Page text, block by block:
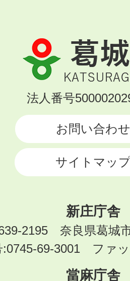
葛
城
市
KATSURAGI
法人番号
お問い合わせ
サイトマッ
新庄庁舎
2195 奈良県葛城
:0745-69-3001 ファ
當麻庁舎